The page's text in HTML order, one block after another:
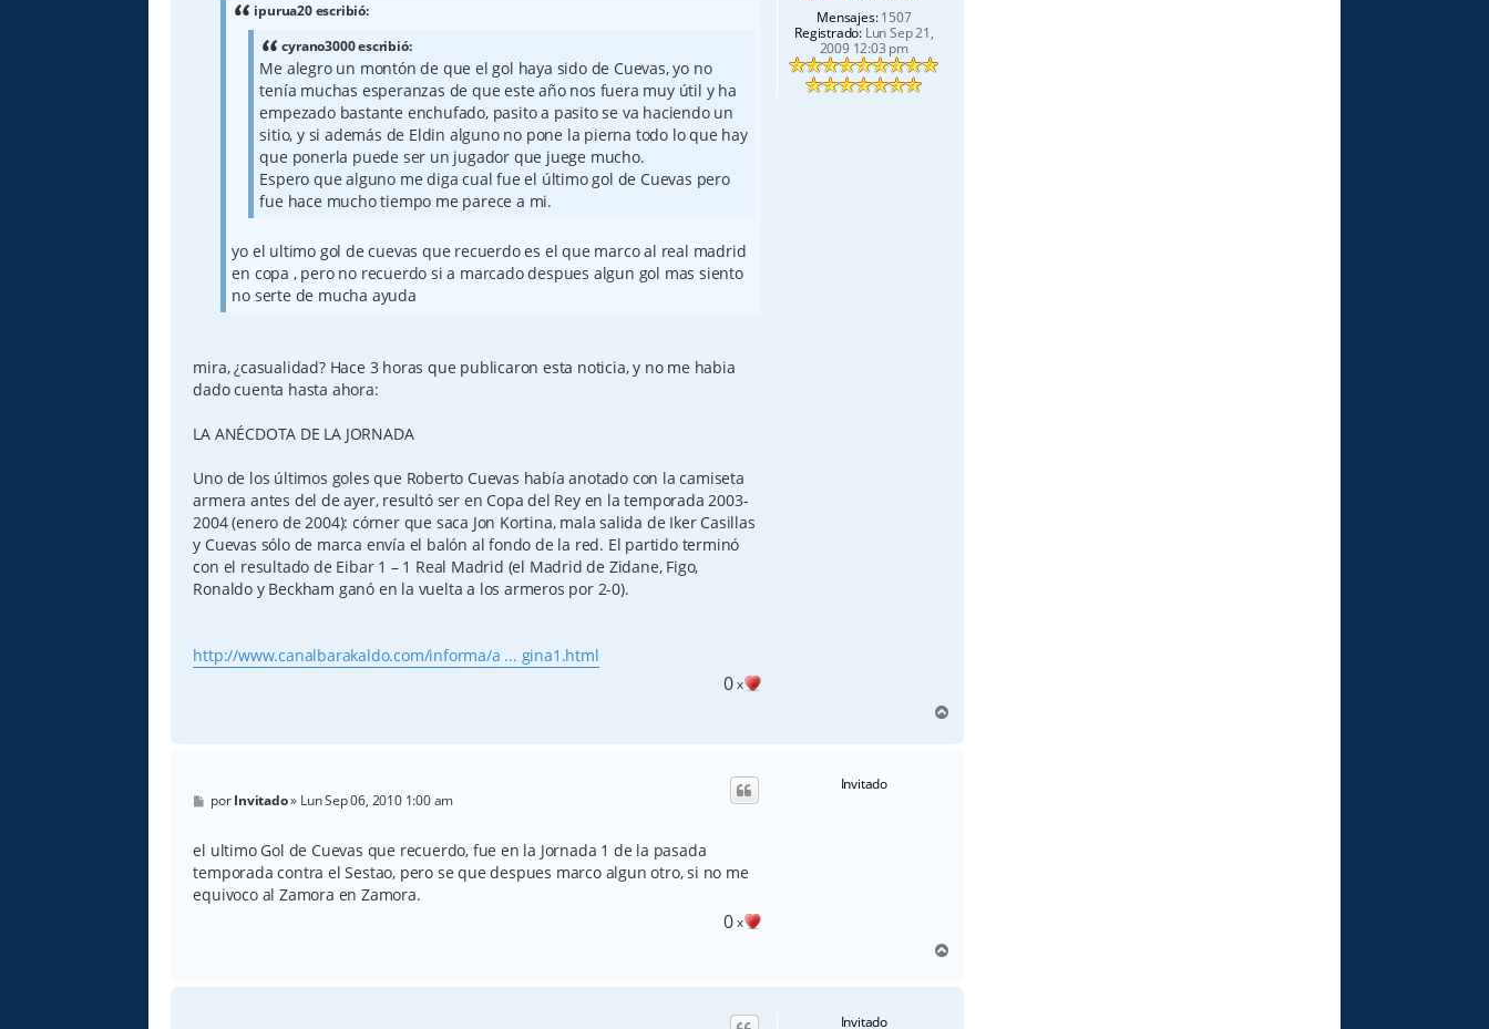
Mensajes:1507
Registrado:Lun Sep 21,
2009 12:03 pm
ipurua20 escribió:
cyrano3000 escribió:
Me alegro un montón de que el gol haya sido de Cuevas, yo no
tenía muchas esperanzas de que este año nos fuera muy útil y ha
empezado bastante enchufado, pasito a pasito se va haciendo un
sitio, y si además de Eldin alguno no pone la pierna todo lo que hay
que ponerla puede ser un jugador que juege mucho.
Espero que alguno me diga cual fue el último gol de Cuevas pero
fue hace mucho tiempo me parece a mi.
yo el ultimo gol de cuevas que recuerdo es el que marco al real madrid
en copa , pero no recuerdo si a marcado despues algun gol mas siento
no serte de mucha ayuda
mira, ¿casualidad? Hace 3 horas que publicaron esta noticia, y no me habia
dado cuenta hasta ahora:
LA ANÉCDOTA DE LA JORNADA
Uno de los últimos goles que Roberto Cuevas había anotado con la camiseta
armera antes del de ayer, resultó ser en Copa del Rey en la temporada 2003-
2004 (enero de 2004): córner que saca Jon Kortina, mala salida de Iker Casillas
y Cuevas sólo de marca envía el balón al fondo de la red. El partido terminó
con el resultado de Eibar 1 – 1 Real Madrid (el Madrid de Zidane, Figo,
Ronaldo y Beckham ganó en la vuelta a los armeros por 2-0).
http://www.canalbarakaldo.com/informa/a ... gina1.html
0x
r
Invitado
M
s
a
j
e
porInvitado» Lun Sep 06, 2010 1:00 am
el ultimo Gol de Cuevas que recuerdo, fue en la Jornada 1 de la pasada
temporada contra el Sestao, pero se que despues marco algun otro, si no me
equivoco al Zamora en Zamora.
0x
r
Invitado